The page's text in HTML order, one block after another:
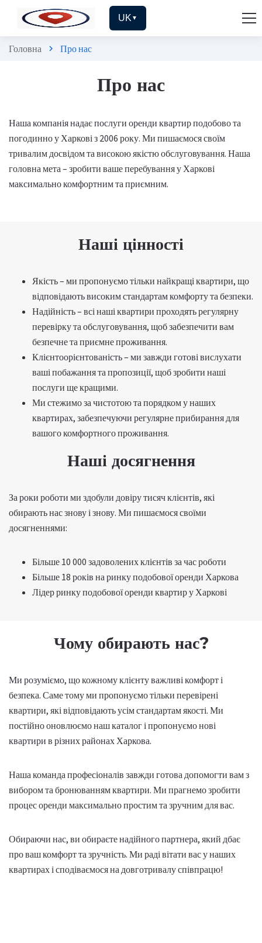
UK ▼
Головна chevron_right Про нас
Про нас
Наша компанія надає послуги оренди квартир подобово та
погодинно у Харкові з 2006 року. Ми пишаємося своїм
тривалим досвідом та високою якістю обслуговування. Наша
головна мета – зробити ваше перебування у Харкові
максимально комфортним та приємним.
Наші цінності
Якість – ми пропонуємо тільки найкращі квартири, що
відповідають високим стандартам комфорту та безпеки.
Надійність – всі наші квартири проходять регулярну
перевірку та обслуговування, щоб забезпечити вам
безпечне та приємне проживання.
Клієнтоорієнтованість – ми завжди готові вислухати
ваші побажання та пропозиції, щоб зробити наші
послуги ще кращими.
Ми стежимо за чистотою та порядком у наших
квартирах, забезпечуючи регулярне прибирання для
вашого комфортного проживання.
Наші досягнення
За роки роботи ми здобули довіру тисяч клієнтів, які
обирають нас знову і знову. Ми пишаємося своїми
досягненнями:
Більше 10 000 задоволених клієнтів за час роботи
Більше 18 років на ринку подобової оренди Харкова
Лідер ринку подобової оренди квартир у Харкові
Чому обирають нас?
Ми розуміємо, що кожному клієнту важливі комфорт і
безпека. Саме тому ми пропонуємо тільки перевірені
квартири, які відповідають усім стандартам якості. Ми
постійно оновлюємо наш каталог і пропонуємо нові
квартири в різних районах Харкова.
Наша команда професіоналів завжди готова допомогти вам з
вибором та бронюванням квартири. Ми прагнемо зробити
процес оренди максимально простим та зручним для вас.
Обираючи нас, ви обираєте надійного партнера, який дбає
про ваш комфорт та зручність. Ми раді вітати вас у наших
квартирах і сподіваємося на довготривалу співпрацю!